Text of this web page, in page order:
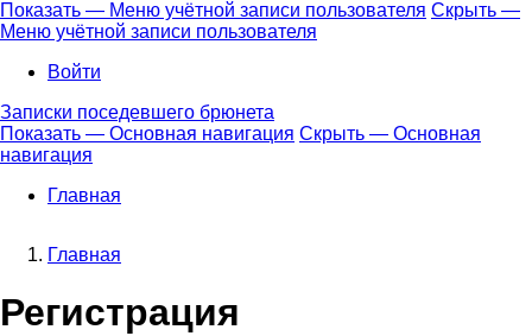
Перейти
к
содержанию
Меню
учётной
записи
пользователя
Показать — Меню учётной записи пользователя Скрыть —
Меню учётной записи пользователя
Войти
Записки поседевшего брюнета
Основная
навигация
Показать — Основная навигация Скрыть — Основная
навигация
Главная
навигации
Главная
Регистрация